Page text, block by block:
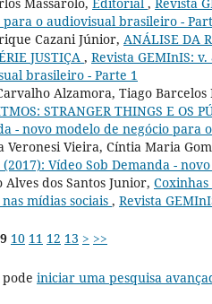
para o audiovisual brasileiro -
Cazani Júnior, ANÁLISE DA
JUSTIÇA , Revista GEMInIS:
brasileiro - Parte 1
Alzamora, Tiago
STRANGER THINGS E OS
- novo modelo de negócio para
Veronesi Vieira, Cíntia Maria
(2017): Vídeo Sob Demanda -
Alves dos Santos Junior,
mídias sociais , Revista
9 10 11 12 13 > >>
iniciar uma pesquisa